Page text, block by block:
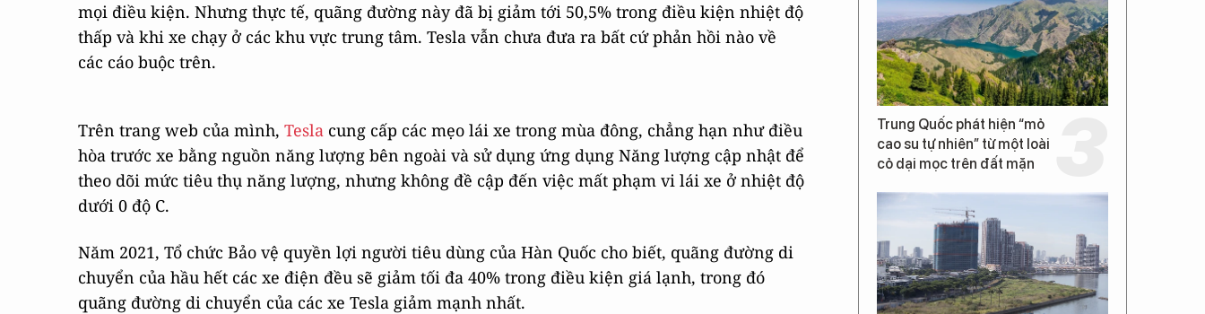
mọi điều kiện. Nhưng thực tế, quãng đường này đã bị giảm tới 50,5% trong điều kiện nhiệt độ
thấp và khi xe chạy ở các khu vực trung tâm. Tesla vẫn chưa đưa ra bất cứ phản hồi nào về
các cáo buộc trên.
Trên trang web của mình, Tesla cung cấp các mẹo lái xe trong mùa đông, chẳng hạn như điều
hòa trước xe bằng nguồn năng lượng bên ngoài và sử dụng ứng dụng Năng lượng cập nhật để
theo dõi mức tiêu thụ năng lượng, nhưng không đề cập đến việc mất phạm vi lái xe ở nhiệt độ
dưới 0 độ C.
Năm 2021, Tổ chức Bảo vệ quyền lợi người tiêu dùng của Hàn Quốc cho biết, quãng đường di
chuyển của hầu hết các xe điện đều sẽ giảm tối đa 40% trong điều kiện giá lạnh, trong đó
quãng đường di chuyển của các xe Tesla giảm mạnh nhất.
Trung Quốc phát hiện “mỏ
cao su tự nhiên” từ một loài
cỏ dại mọc trên đất mặn